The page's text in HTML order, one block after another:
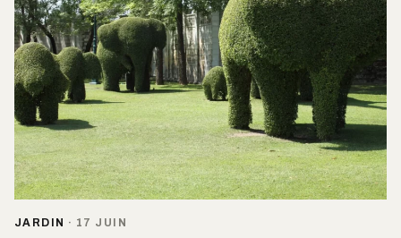
JARDIN · 17 JUIN